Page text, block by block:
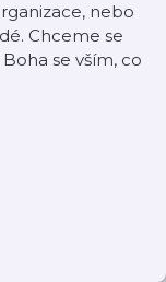
nebo
Chceme se
se vším, co